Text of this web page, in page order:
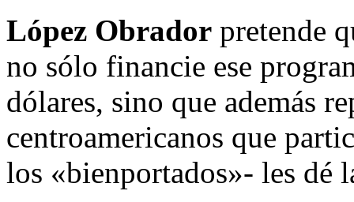
López Obrador pretende
no sólo financie ese
dólares, sino que además
centroamericanos que
los «bienportados»- les dé